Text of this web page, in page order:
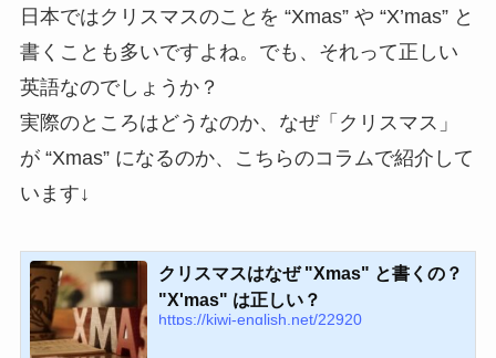
日本ではクリスマスのことを “Xmas” や “X’mas” と
書くことも多いですよね。でも、それって正しい
英語なのでしょうか？
実際のところはどうなのか、なぜ「クリスマス」
が “Xmas” になるのか、こちらのコラムで紹介して
います↓
クリスマスはなぜ "Xmas" と書くの？
"X'mas" は正しい？
https://kiwi-english.net/22920